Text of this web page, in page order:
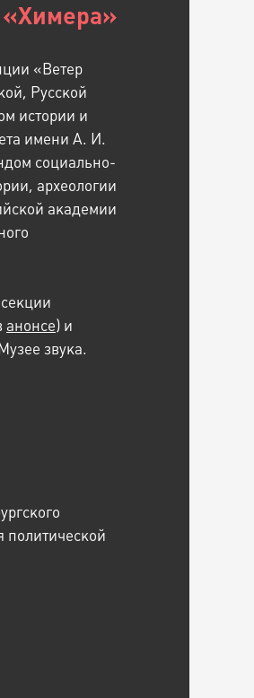
«Химера»
«Ветер
Русской
истории и
имени А. И.
социально-
археологии
академии
анонсе) и
звука.
политической